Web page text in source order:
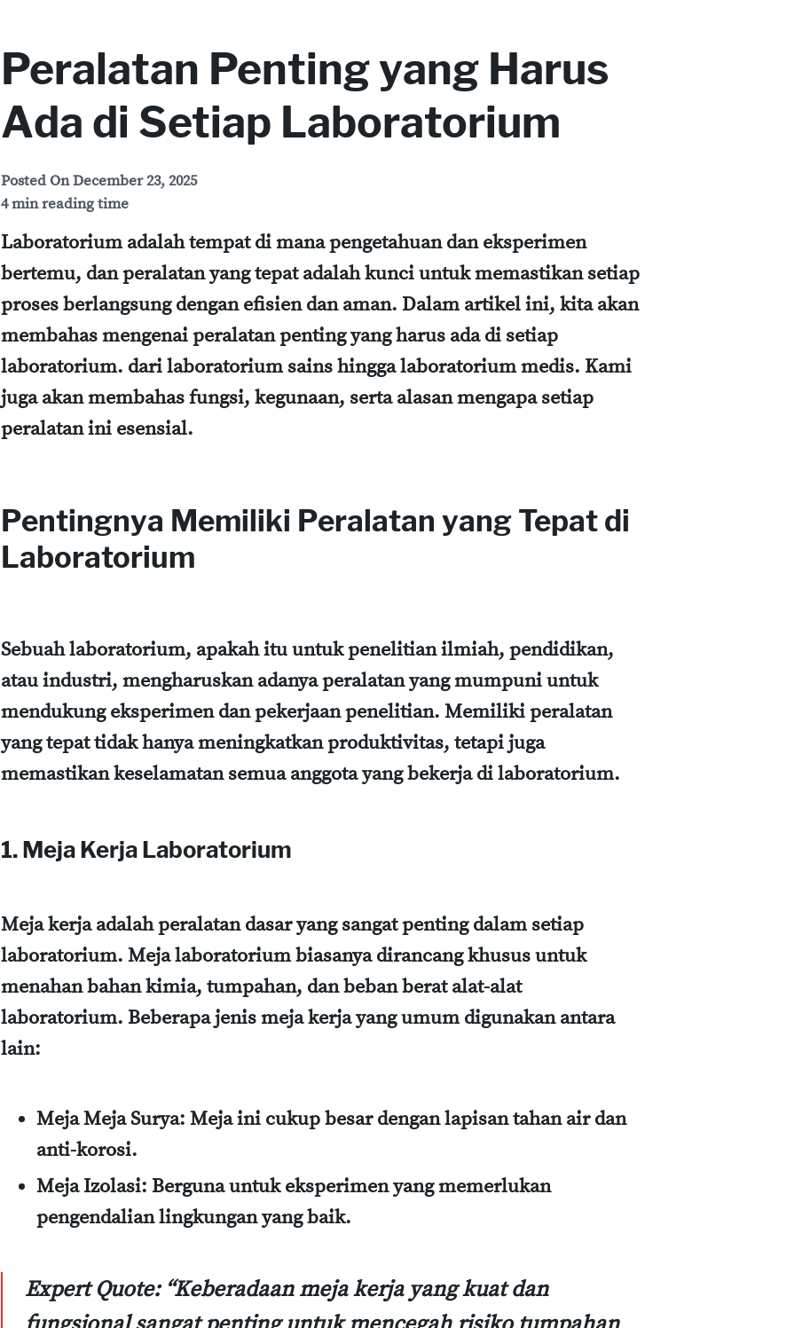
Peralatan Penting yang Harus
Ada di Setiap Laboratorium
Posted OnDecember 23, 2025
4 min reading time
Laboratorium adalah tempat di mana pengetahuan dan eksperimen
bertemu, dan peralatan yang tepat adalah kunci untuk memastikan setiap
proses berlangsung dengan efisien dan aman. Dalam artikel ini, kita akan
membahas mengenai peralatan penting yang harus ada di setiap
laboratorium. dari laboratorium sains hingga laboratorium medis. Kami
juga akan membahas fungsi, kegunaan, serta alasan mengapa setiap
peralatan ini esensial.
Pentingnya Memiliki Peralatan yang Tepat di
Laboratorium
Sebuah laboratorium, apakah itu untuk penelitian ilmiah, pendidikan,
atau industri, mengharuskan adanya peralatan yang mumpuni untuk
mendukung eksperimen dan pekerjaan penelitian. Memiliki peralatan
yang tepat tidak hanya meningkatkan produktivitas, tetapi juga
memastikan keselamatan semua anggota yang bekerja di laboratorium.
1. Meja Kerja Laboratorium
Meja kerja adalah peralatan dasar yang sangat penting dalam setiap
laboratorium. Meja laboratorium biasanya dirancang khusus untuk
menahan bahan kimia, tumpahan, dan beban berat alat-alat
laboratorium. Beberapa jenis meja kerja yang umum digunakan antara
lain:
Meja Meja Surya: Meja ini cukup besar dengan lapisan tahan air dan
anti-korosi.
Meja Izolasi: Berguna untuk eksperimen yang memerlukan
pengendalian lingkungan yang baik.
Expert Quote: “Keberadaan meja kerja yang kuat dan